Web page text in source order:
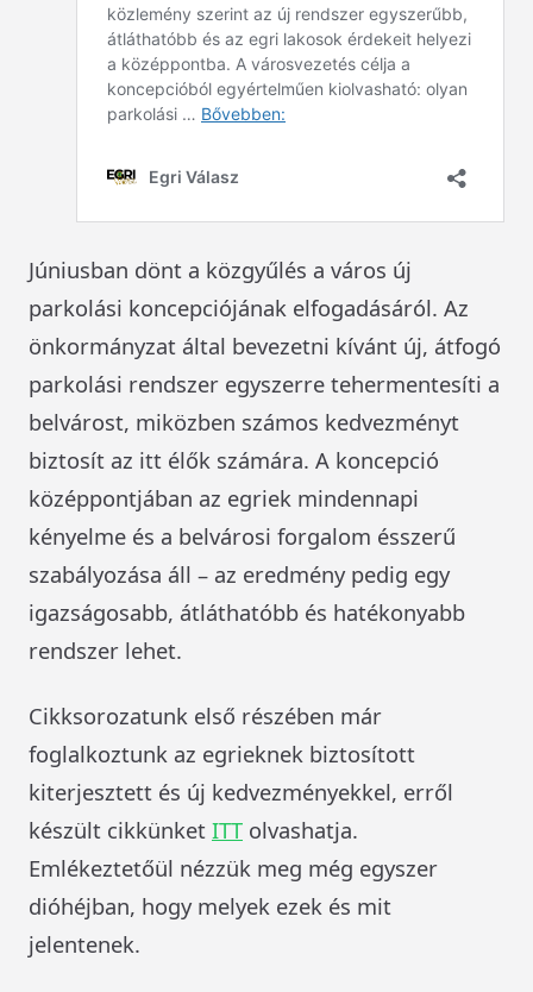
Júniusban dönt a közgyűlés a város új
parkolási koncepciójának elfogadásáról. Az
önkormányzat által bevezetni kívánt új, átfogó
parkolási rendszer egyszerre tehermentesíti a
belvárost, miközben számos kedvezményt
biztosít az itt élők számára. A koncepció
középpontjában az egriek mindennapi
kényelme és a belvárosi forgalom ésszerű
szabályozása áll – az eredmény pedig egy
igazságosabb, átláthatóbb és hatékonyabb
rendszer lehet.
Cikksorozatunk első részében már
foglalkoztunk az egrieknek biztosított
kiterjesztett és új kedvezményekkel, erről
készült cikkünket ITT olvashatja.
Emlékeztetőül nézzük meg még egyszer
dióhéjban, hogy melyek ezek és mit
jelentenek.